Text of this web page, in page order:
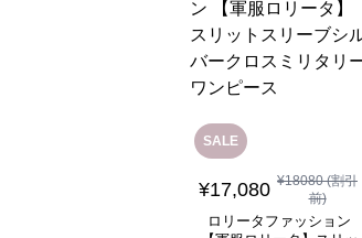
SALE
¥17,080 ¥18080(割引
前)
ロリータファッション